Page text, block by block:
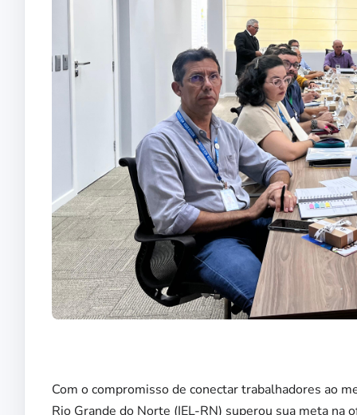
Com o compromisso de conectar trabalhadores ao
Rio Grande do Norte (IEL-RN) superou sua meta